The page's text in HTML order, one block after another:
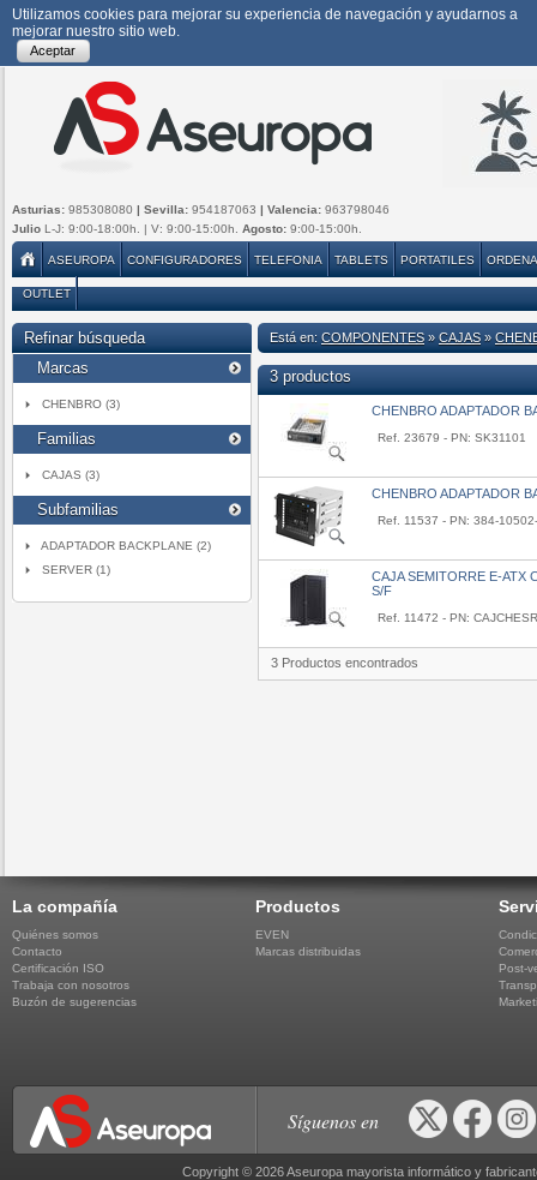
Utilizamos cookies para mejorar su experiencia de navegación y ayudarnos a
mejorar nuestro sitio web.
Aceptar
Asturias: 985308080 | Sevilla: 954187063 | Valencia: 963798046
Julio L-J: 9:00-18:00h. | V: 9:00-15:00h. Agosto: 9:00-15:00h.
ASEUROPA CONFIGURADORES TELEFONIA TABLETS PORTATILES
OUTLET
Refinar búsqueda
Marcas
CHENBRO (3)
Familias
CAJAS (3)
Subfamilias
ADAPTADOR BACKPLANE (2)
SERVER (1)
Está en: COMPONENTES » CAJAS »
3 productos
CHENBRO ADAPTADOR
Ref. 23679 - PN: SK31101
CHENBRO ADAPTADOR
Ref. 11537 - PN: 384-
CAJA SEMITORRE E-ATX
S/F
Ref. 11472 - PN:
3 Productos encontrados
La compañía
Quiénes somos
Contacto
Certificación ISO
Trabaja con nosotros
Buzón de sugerencias
Productos
EVEN
Marcas distribuidas
Post-
Síguenos en
Copyright © 2026 Aseuropa mayorista informático y